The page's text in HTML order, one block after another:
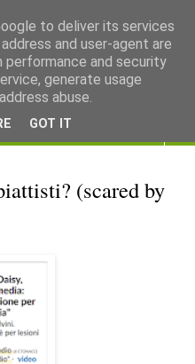
(scared by
to deliver its services
and user-agent are
performance and security
generate usage
abuse.
GOT IT